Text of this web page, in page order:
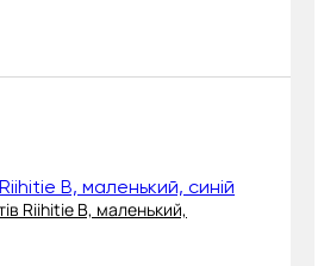
Riihitie B, маленький,